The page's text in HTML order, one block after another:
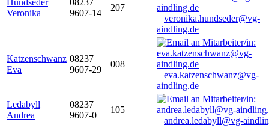
Hundseder
Veronika
08237
9607-14
207
veronika.hundseder@vg-
aindling.de
Katzenschwanz
Eva
08237
9607-29
008
eva.katzenschwanz@vg-
aindling.de
Ledabyll
Andrea
08237
9607-0
105
andrea.ledabyll@vg-